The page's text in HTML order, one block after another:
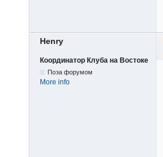
Henry
Координатор Клуба на Востоке
Поза форумом
More info